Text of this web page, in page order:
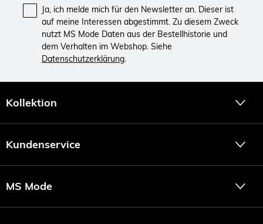
Ja, ich melde mich für den Newsletter an. Dieser ist
auf meine Interessen abgestimmt. Zu diesem Zweck
nutzt MS Mode Daten aus der Bestellhistorie und
dem Verhalten im Webshop. Siehe
Datenschutzerklärung.
Kollektion
Kundenservice
MS Mode